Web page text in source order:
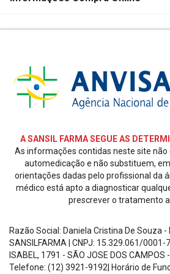
CREDIBILIDADE
SOCIAIS
A SANSIL FARMA SEGUE AS
As informações contidas neste site não
automedicação e não substituem,
orientações dadas pelo profissional da
médico está apto a diagnosticar
prescrever o tratamento
Razão Social: Daniela Cristina De Souza -
SANSILFARMA | CNPJ: 15.329.061/0001-
ISABEL, 1791 - SÃO JOSE DOS
Telefone: (12) 3921-9192| Horário de